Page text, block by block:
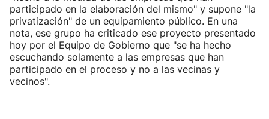
participado en la elaboración del mismo" y supone "la
privatización" de un equipamiento público. En una
nota, ese grupo ha criticado ese proyecto presentado
hoy por el Equipo de Gobierno que "se ha hecho
escuchando solamente a las empresas que han
participado en el proceso y no a las vecinas y
vecinos".